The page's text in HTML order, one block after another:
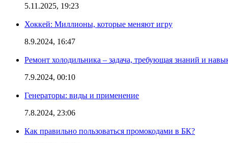
5.11.2025, 19:23
Хоккей: Миллионы, которые меняют игру
8.9.2024, 16:47
Ремонт холодильника – задача, требующая знаний и
7.9.2024, 00:10
Генераторы: виды и применение
7.8.2024, 23:06
Как правильно пользоваться промокодами в БК?